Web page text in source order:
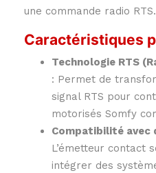
une commande radio RTS.
Caractéristiques
Technologie RTS
: Permet de
signal RTS pour
motorisés Somfy
Compatibilité
L’émetteur contact
intégrer des